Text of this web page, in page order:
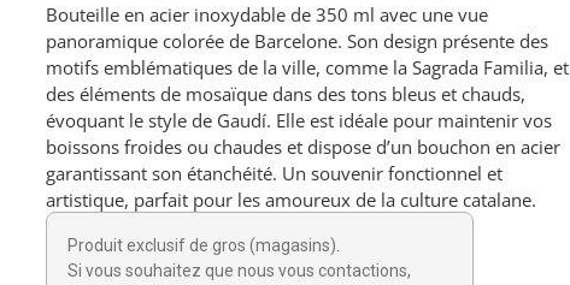
Bouteille en acier inoxydable de 350 ml avec une vue
panoramique colorée de Barcelone. Son design présente des
motifs emblématiques de la ville, comme la Sagrada Familia, et
des éléments de mosaïque dans des tons bleus et chauds,
évoquant le style de Gaudí. Elle est idéale pour maintenir vos
boissons froides ou chaudes et dispose d’un bouchon en acier
garantissant son étanchéité. Un souvenir fonctionnel et
artistique, parfait pour les amoureux de la culture catalane.
Produit exclusif de gros (magasins).
Si vous souhaitez que nous vous contactions,